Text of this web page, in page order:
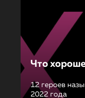
Что
12 героев
2022 года